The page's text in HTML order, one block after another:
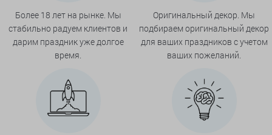
Более 18 лет на рынке. Мы
стабильно радуем клиентов и
дарим праздник уже долгое
время.
Оригинальный декор. Мы
подбираем оригинальный декор
для ваших праздников с учетом
ваших пожеланий.